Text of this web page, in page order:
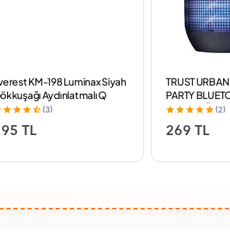
KM-198 Luminax Siyah
Aydınlatmalı Q
Oyuncu Klavye +
(3)
TL
TRUST
PARTY
HOPARLÖR(2)
269 TL